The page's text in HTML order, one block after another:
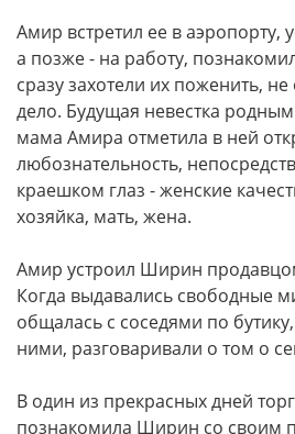
Амир встретил ее в аэропорту,
а позже - на работу,
сразу захотели их поженить, не
дело. Будущая невестка
мама Амира отметила в ней
любознательность,
краешком глаз - женские
хозяйка, мать, жена.
Амир устроил Ширин
Когда выдавались свободные
общалась с соседями по
ними, разговаривали о том о
В один из прекрасных дней
познакомила Ширин со своим